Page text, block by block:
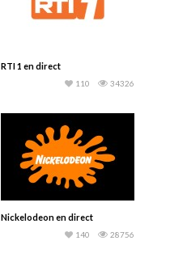
RTI 1 en direct
34326
110
Nickelodeon en direct
28756
140